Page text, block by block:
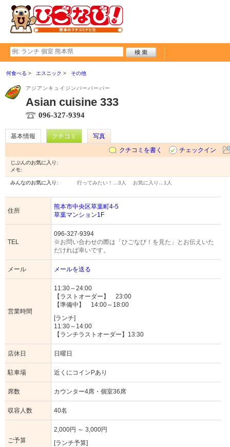
何食べる エスニック その他
アジアンキュイジンバーバーバー
Asian cuisine 333
096-327-9394
基本情報 クチコミ
写真
クチコミを書く
チェックイン
じぶんのお気に入り:
メモ:
みんなのお気に入り: 行ってみたい！… 3人 お気に入り… 1人
住所
熊本市中央区草葉町4-5
草葉マンション1F
TEL
096-327-9394
※お問い合わせの際は「ひごなび！を見た」とお伝えいた
だければ幸いです。
メール メールを送る
営業時間
11:30～24:00
【ラストオーダー】 23:00
【準備中】 14:00～18:00
[ランチ]
11:30～14:00
【ランチラストオーダー】13:30
店休日 日曜日
駐車場 近くにコインPあり
席数 カウンター4席・個室36席
収容人数 40名
ご予算
2,000円 ～ 3,000円
[ランチ予算]